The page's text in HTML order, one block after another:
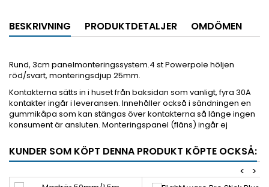
BESKRIVNING PRODUKTDETALJER OMDÖMEN
Rund, 3cm panelmonteringssystem.4 st Powerpole höljen
röd/svart, monteringsdjup 25mm.
Kontakterna sätts in i huset från baksidan som vanligt, fyra 30A
kontakter ingår i leveransen. Innehåller också i sändningen en
gummikåpa som kan stängas över kontakterna så länge ingen
konsument är ansluten. Monteringspanel (fläns) ingår ej
KUNDER SOM KÖPT DENNA PRODUKT KÖPTE OCKSÅ:
>
<